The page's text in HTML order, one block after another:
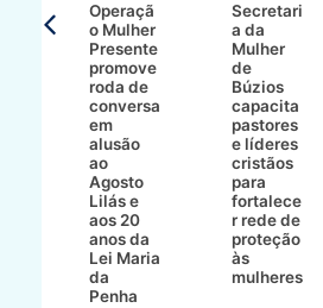
Operaçã
o Mulher
Presente
promove
roda de
conversa
em
alusão
ao
Agosto
Lilás e
aos 20
anos da
Lei Maria
da
Penha
Secretari
a da
Mulher
de
Búzios
capacita
pastores
e líderes
cristãos
para
fortalece
r rede de
proteção
às
mulheres